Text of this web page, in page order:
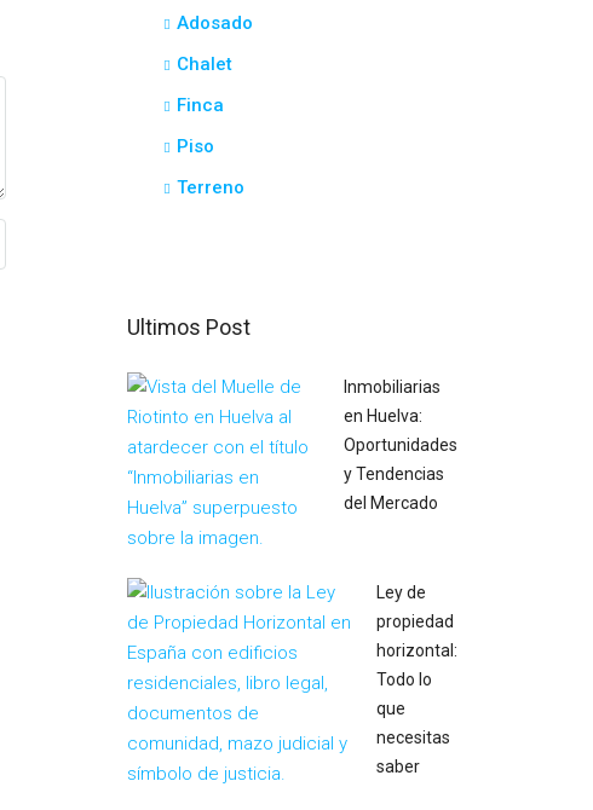
Adosado
Chalet
Finca
Piso
Terreno
Ultimos Post
Inmobiliarias
en Huelva:
Oportunidades
y Tendencias
del Mercado
Ley de
propiedad
horizontal:
Todo lo
que
necesitas
saber